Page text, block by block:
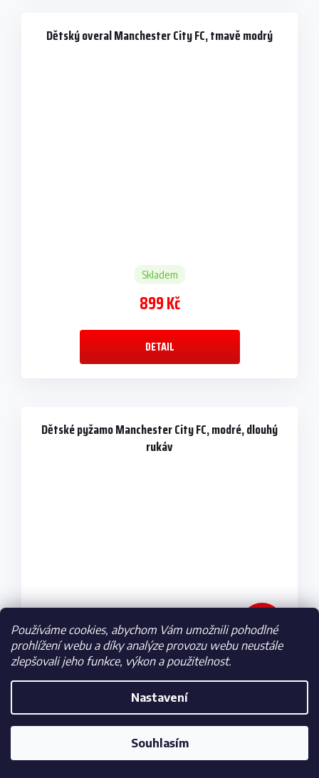
Používáme cookies, abychom Vám umožnili pohodlné
prohlížení webu a díky analýze provozu webu neustále
zlepšovali jeho funkce, výkon a použitelnost.
Nastavení
Souhlasím
Dětský overal Manchester City FC, tmavě modrý
Skladem
899 Kč
DETAIL
Dětské pyžamo Manchester City FC, modré, dlouhý
rukáv
–5 %
Skladem
569 Kč
DETAIL